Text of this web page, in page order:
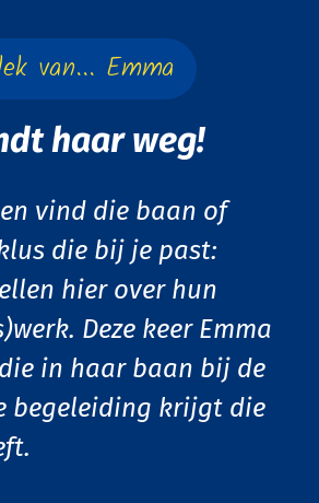
van... Emma
haar weg!
vind die baan of
die bij je past:
hier over hun
Deze keer Emma
in haar baan bij de
begeleiding krijgt die